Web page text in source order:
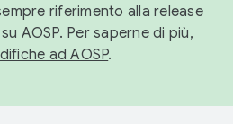
riferimento alla release
AOSP. Per saperne di più,
ad AOSP.